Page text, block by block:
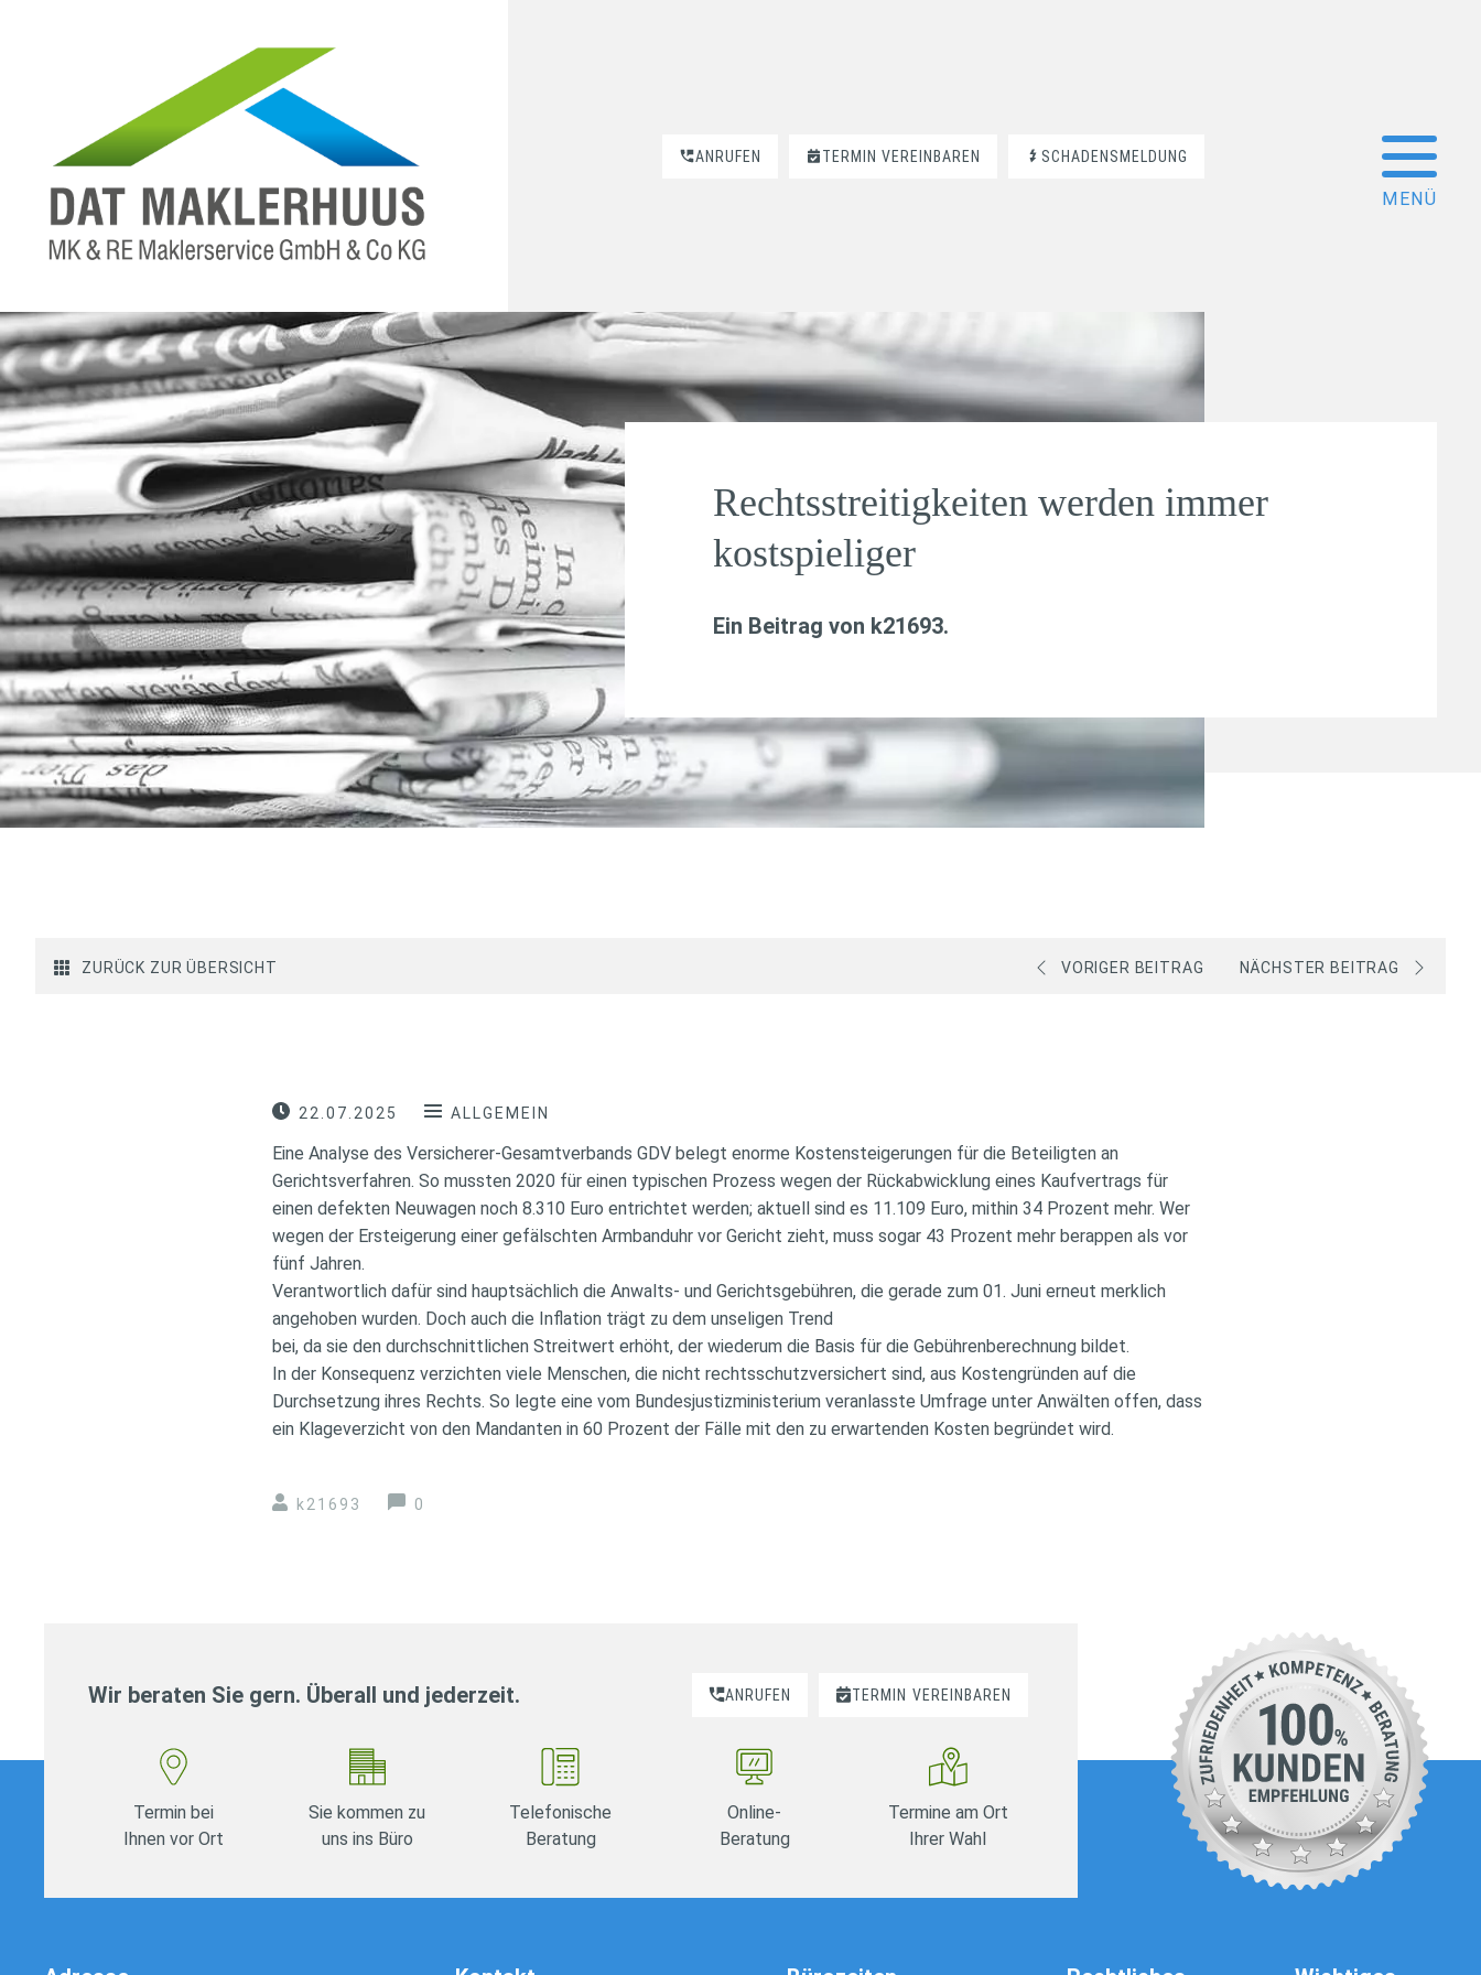
ANRUFEN TERMIN VEREINBAREN SCHADENSMELDUNG
Rechtsstreitigkeiten werden immer
kostspieliger
Ein Beitrag von k21693.
ZURÜCK ZUR ÜBERSICHT VORIGER BEITRAG NÄCHSTER BEITRAG
22.07.2025 ALLGEMEIN
Eine Analyse des Versicherer-Gesamtverbands GDV belegt enorme Kostensteigerungen für die Beteiligten an
Gerichtsverfahren. So mussten 2020 für einen typischen Prozess wegen der Rückabwicklung eines Kaufvertrags für
einen defekten Neuwagen noch 8.310 Euro entrichtet werden; aktuell sind es 11.109 Euro, mithin 34 Prozent mehr. Wer
wegen der Ersteigerung einer gefälschten Armbanduhr vor Gericht zieht, muss sogar 43 Prozent mehr berappen als vor
fünf Jahren.
Verantwortlich dafür sind hauptsächlich die Anwalts- und Gerichtsgebühren, die gerade zum 01. Juni erneut merklich
angehoben wurden. Doch auch die Inflation trägt zu dem unseligen Trend
bei, da sie den durchschnittlichen Streitwert erhöht, der wiederum die Basis für die Gebührenberechnung bildet.
In der Konsequenz verzichten viele Menschen, die nicht rechtsschutzversichert sind, aus Kostengründen auf die
Durchsetzung ihres Rechts. So legte eine vom Bundesjustizministerium veranlasste Umfrage unter Anwälten offen, dass
ein Klageverzicht von den Mandanten in 60 Prozent der Fälle mit den zu erwartenden Kosten begründet wird.
k21693 0
Wir beraten Sie gern. Überall und jederzeit. ANRUFEN TERMIN VEREINBAREN
Termin bei
Ihnen vor Ort
Sie kommen zu
uns ins Büro
Telefonische
Beratung
Online-
Beratung
Termine am Ort
Ihrer Wahl